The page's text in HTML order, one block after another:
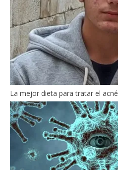
La mejor dieta para tratar el acné